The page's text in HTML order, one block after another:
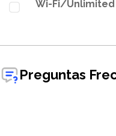
Wi-Fi/Unlimited
Preguntas